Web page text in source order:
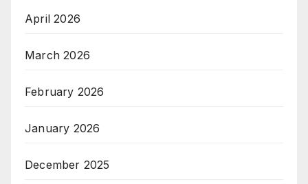
April 2026
March 2026
February 2026
January 2026
December 2025